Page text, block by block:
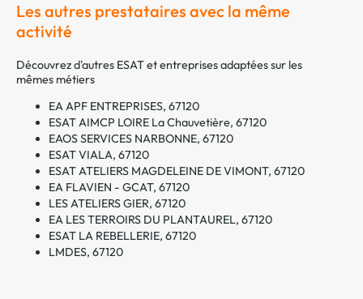
Les autres prestataires avec la même
activité
Découvrez d'autres ESAT et entreprises adaptées sur les
mêmes métiers
EA APF ENTREPRISES, 67120
ESAT AIMCP LOIRE La Chauvetière, 67120
EAOS SERVICES NARBONNE, 67120
ESAT VIALA, 67120
ESAT ATELIERS MAGDELEINE DE VIMONT, 67120
EA FLAVIEN - GCAT, 67120
LES ATELIERS GIER, 67120
EA LES TERROIRS DU PLANTAUREL, 67120
ESAT LA REBELLERIE, 67120
LMDES, 67120